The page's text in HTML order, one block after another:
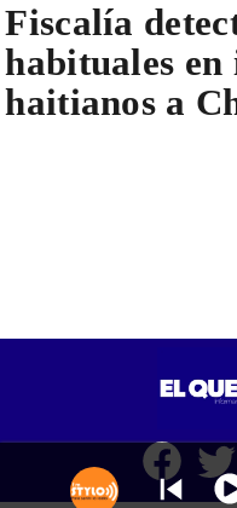
Fiscalía
habituales en
haitianos a